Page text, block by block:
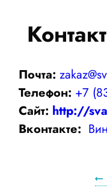
Почта:
Телефон: +7
Сайт: http://
Вконтакте: